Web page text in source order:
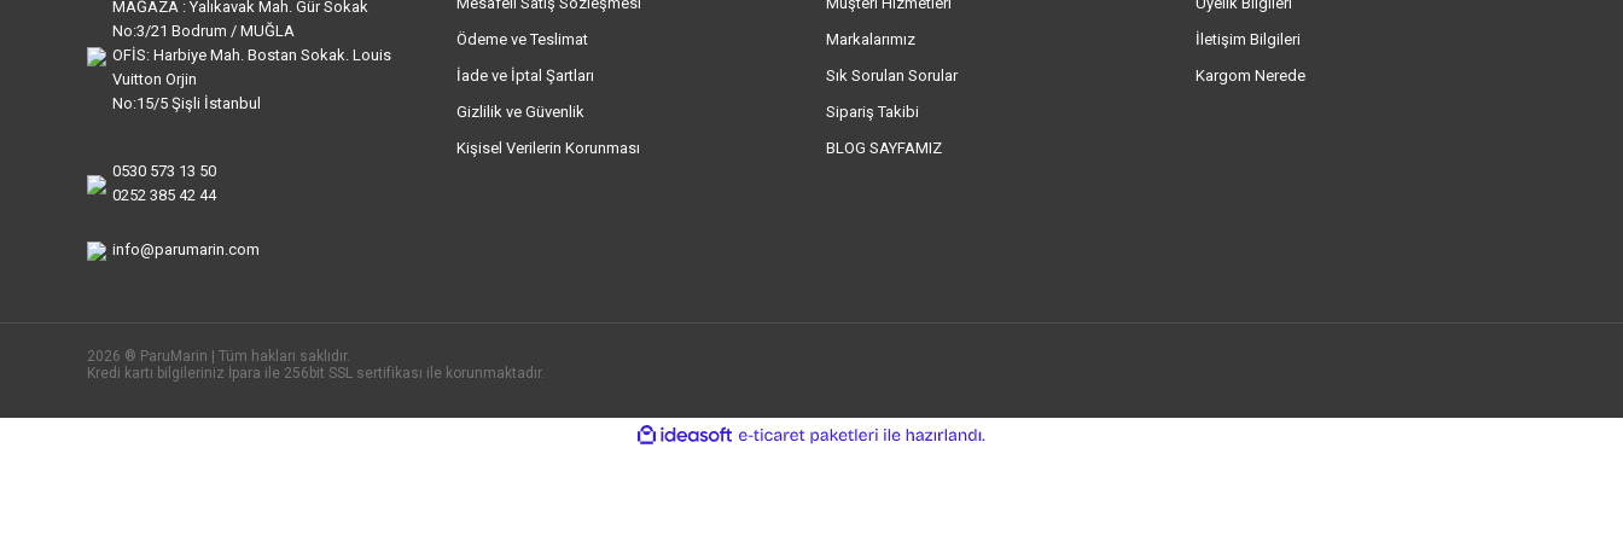
MAĞAZA : Yalıkavak Mah. Gür Sokak
No:3/21 Bodrum / MUĞLA
OFİS: Harbiye Mah. Bostan Sokak. Louis
Vuitton Orjin
No:15/5 Şişli İstanbul
0530 573 13 50
0252 385 42 44
info@parumarin.com
Ödeme ve Teslimat
İade ve İptal Şartları
Gizlilik ve Güvenlik
Kişisel Verilerin Korunması
Markalarımız
Sık Sorulan Sorular
Sipariş Takibi
BLOG SAYFAMIZ
İletişim Bilgileri
Kargom Nerede
2026 ® ParuMarin | Tüm hakları saklıdır.
Kredi kartı bilgileriniz İpara ile 256bit SSL sertifikası ile korunmaktadır.
ideasoft
e-